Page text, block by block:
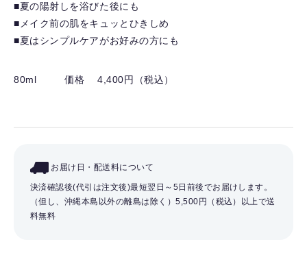
■夏の陽射しを浴びた後にも
■メイク前の肌をキュッとひきしめ
■夏はシンプルケアがお好みの方にも
80ml 価格 4,400円（税込）
お届け日・配送料について
決済確認後(代引は注文後)最短翌日～5日前後でお届けします。
（但し、沖縄本島以外の離島は除く）5,500円（税込）以上で送
料無料